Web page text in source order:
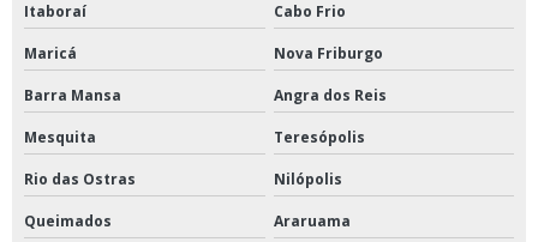
Itaboraí Cabo Frio
Maricá Nova Friburgo
Barra Mansa Angra dos Reis
Mesquita Teresópolis
Rio das Ostras Nilópolis
Queimados Araruama